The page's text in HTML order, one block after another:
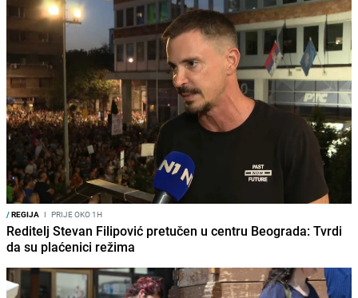
/REGIJA I PRIJE OKO 1H
Reditelj Stevan Filipović pretučen u centru Beograda: Tvrdi
da su plaćenici režima